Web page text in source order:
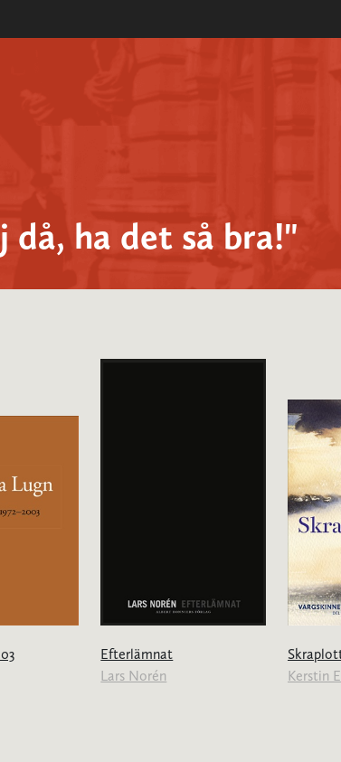
ha det så bra!"
Efterlämnat
Lars Norén
Kerstin